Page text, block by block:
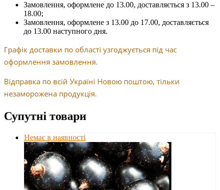
Замовлення, оформлене до 13.00, доставляється з 13.00 –
18.00;
Замовлення, оформлене з 13.00 до 17.00, доставляється
до 13.00 наступного дня.
Графік доставки по області узгоджується під час
оформлення замовлення.
Відправка по всій Україні Новою поштою, тільки
незаморожена продукція.
Супутні товари
Немає в наявності